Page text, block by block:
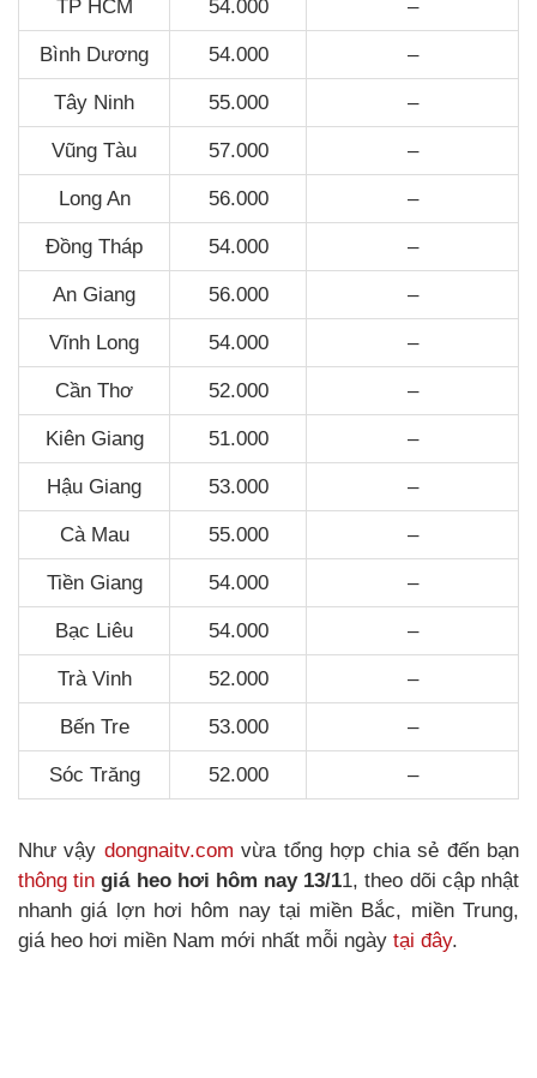
TP HCM 54.000 –
Bình Dương 54.000 –
Tây Ninh 55.000 –
Vũng Tàu 57.000 –
Long An 56.000 –
Đồng Tháp 54.000 –
An Giang 56.000 –
Vĩnh Long 54.000 –
Cần Thơ 52.000 –
Kiên Giang 51.000 –
Hậu Giang 53.000 –
Cà Mau 55.000 –
Tiền Giang 54.000 –
Bạc Liêu 54.000 –
Trà Vinh 52.000 –
Bến Tre 53.000 –
Sóc Trăng 52.000 –
Như vậy dongnaitv.com vừa tổng hợp chia sẻ đến bạn
thông tin giá heo hơi hôm nay 13/11, theo dõi cập nhật
nhanh giá lợn hơi hôm nay tại miền Bắc, miền Trung,
giá heo hơi miền Nam mới nhất mỗi ngày tại đây.